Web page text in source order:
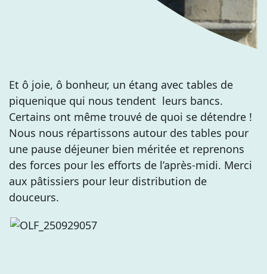
Et ô joie, ô bonheur, un étang avec tables de
piquenique qui nous tendent leurs bancs.
Certains ont même trouvé de quoi se détendre !
Nous nous répartissons autour des tables pour
une pause déjeuner bien méritée et reprenons
des forces pour les efforts de l’après-midi. Merci
aux pâtissiers pour leur distribution de
douceurs.